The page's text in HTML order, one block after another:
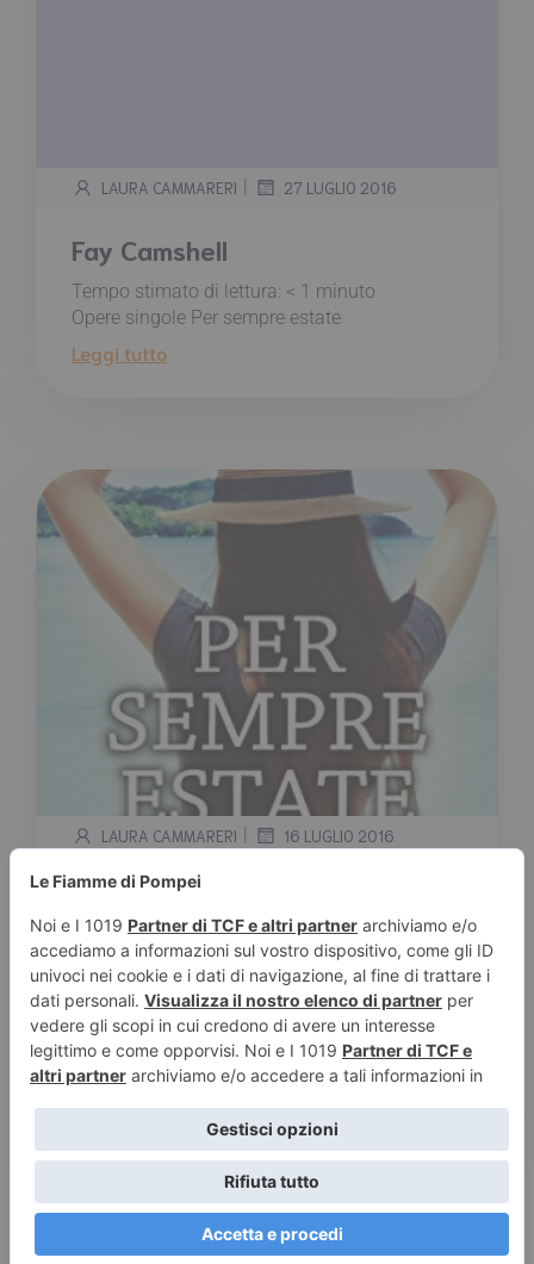
LAURA CAMMARERI | 27 LUGLIO 2016
Fay Camshell
Tempo stimato di lettura: < 1 minuto
Opere singole Per sempre estate
Leggi tutto
LAURA CAMMARERI | 16 LUGLIO 2016
“Per sempre estate” di Fay
Camshell
Tempo stimato di lettura:< 1 minuto
Trama: Dopo il primo anno di college, Summer
avrebbe tanto voluto concedersi una
magnifica vacanza in […]
Leggi tutto
© 2026 Le Fiamme di Pompei – Recensioni di libri e articoli